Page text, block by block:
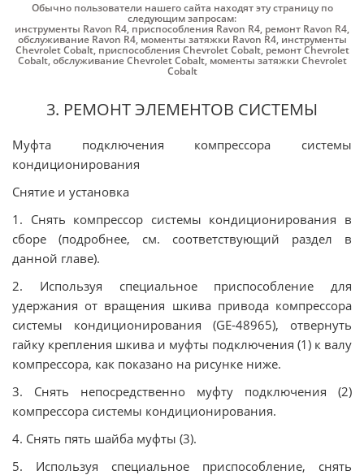
Обычно пользователи нашего сайта находят эту страницу по
следующим запросам:
инструменты Ravon R4, приспособления Ravon R4, ремонт Ravon R4,
обслуживание Ravon R4,моменты затяжки Ravon R4, инструменты
Chevrolet Cobalt, приспособления Chevrolet Cobalt, ремонт Chevrolet
Cobalt,обслуживание Chevrolet Cobalt, моменты затяжки Chevrolet
Cobalt
3. РЕМОНТ ЭЛЕМЕНТОВ СИСТЕМЫ
Муфта подключения компрессора системы
кондиционирования
Снятие и установка
1. Снять компрессор системы кондиционирования в
сборе (подробнее, см. соответствующий раздел в
данной главе).
2. Используя специальное приспособление для
удержания от вращения шкива привода компрессора
системы кондиционирования (GE-48965), отвернуть
гайку крепления шкива и муфты подключения (1) к валу
компрессора, как показано на рисунке ниже.
3. Снять непосредственно муфту подключения (2)
компрессора системы кондиционирования.
4. Снять пять шайба муфты (3).
5. Используя специальное приспособление, снять